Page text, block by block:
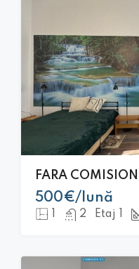
500€/lună
2 Etaj 1